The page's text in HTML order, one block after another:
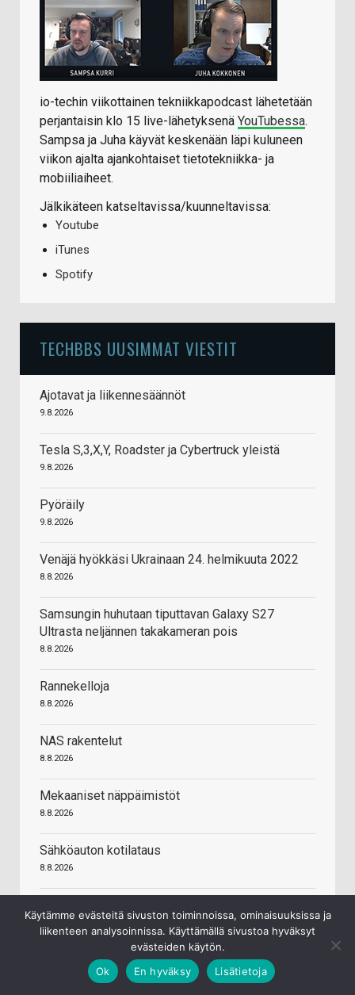
io-techin viikottainen tekniikkapodcast lähetetään
perjantaisin klo 15 live-lähetyksenä YouTubessa.
Sampsa ja Juha käyvät keskenään läpi kuluneen
viikon ajalta ajankohtaiset tietotekniikka- ja
mobiiliaiheet.
Jälkikäteen katseltavissa/kuunneltavissa:
Youtube
iTunes
Spotify
TECHBBS UUSIMMAT VIESTIT
Ajotavat ja liikennesäännöt
9.8.2026
Tesla S,3,X,Y, Roadster ja Cybertruck yleistä
9.8.2026
Pyöräily
9.8.2026
Venäjä hyökkäsi Ukrainaan 24. helmikuuta 2022
8.8.2026
Samsungin huhutaan tiputtavan Galaxy S27
Ultrasta neljännen takakameran pois
8.8.2026
Rannekelloja
8.8.2026
NAS rakentelut
8.8.2026
Mekaaniset näppäimistöt
8.8.2026
Sähköauton kotilataus
8.8.2026
8.8.2026
Käytämme evästeitä sivuston toiminnoissa, ominaisuuksissa ja
liikenteen analysoinnissa. Käyttämällä sivustoa hyväksyt
evästeiden käytön.
Ok
En hyväksy Lisätietoja